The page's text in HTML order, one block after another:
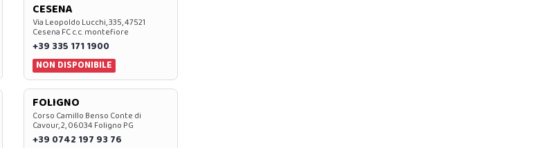
CESENA
Via Leopoldo Lucchi, 335, 47521
Cesena FC c.c. montefiore
+39 335 171 1900
NON DISPONIBILE
FOLIGNO
Corso Camillo Benso Conte di
Cavour, 2, 06034 Foligno PG
+39 0742 197 93 76